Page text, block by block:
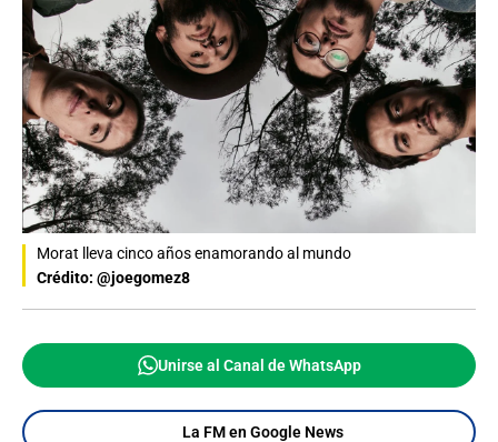
Morat lleva cinco años enamorando al mundo
Crédito: @joegomez8
Unirse al Canal de WhatsApp
La FM en Google News